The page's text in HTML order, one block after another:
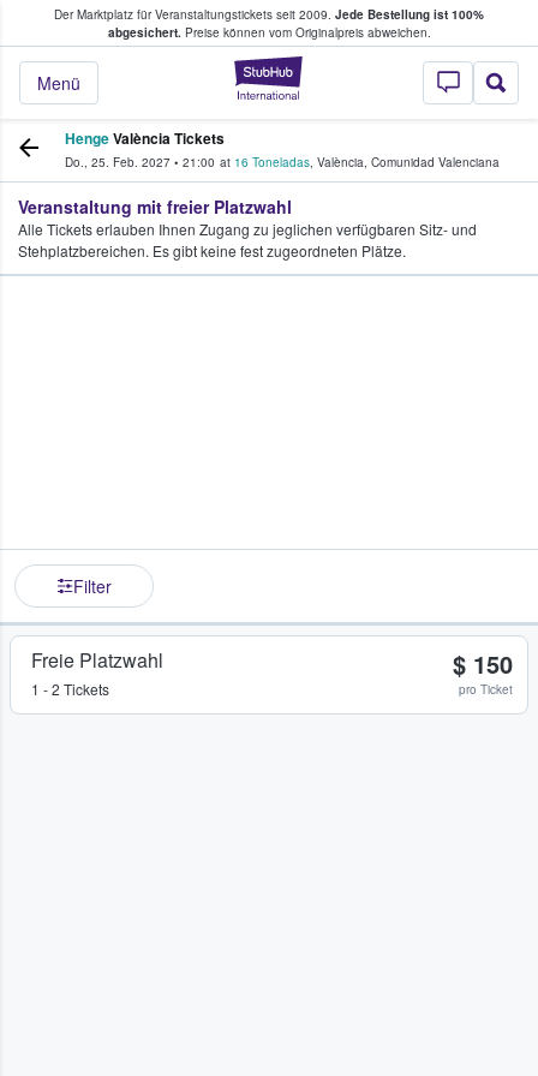
Der Marktplatz für Veranstaltungstickets seit 2009. Jede Bestellung ist 100%
abgesichert.Preise können vom Originalpreis abweichen.
StubHub - Wo
Menü
Tickets kaufen & verkaufen
HengeValència Tickets
Do., 25. Feb. 2027 • 21:00 at 16 Toneladas, València, Comunidad Valenciana
Veranstaltung mit freier Platzwahl
Alle Tickets erlauben Ihnen Zugang zu jeglichen verfügbaren Sitz- und
Stehplatzbereichen. Es gibt keine fest zugeordneten Plätze.
Filter
Freie Platzwahl
1 - 2 Tickets
$ 150
pro Ticket